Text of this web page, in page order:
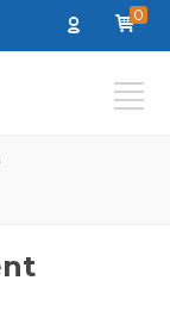
0